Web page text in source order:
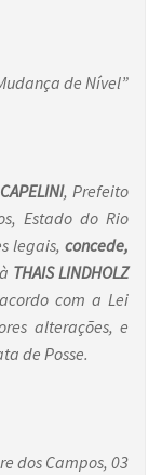
de Nível”
, Prefeito
Estado do Rio
legais, concede,
à THAIS LINDHOLZ
com a Lei
alterações, e
de Posse.
03